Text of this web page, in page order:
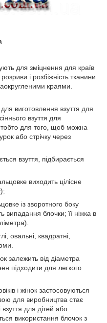
для зміцнення для країв
і розбіжність тканини
краями.
виготовлення взуття для
взуття для
тобто для того, щоб можна
або стрічку через
взуття, підбирається
виходить цілісне
із зворотного боку
випадання блочки; її ніжка в
овальні, квадратні,
залежить від діаметра
підходити для легкого
і жінок застосовуються
для виробництва стає
для дітей або
використання блочок з